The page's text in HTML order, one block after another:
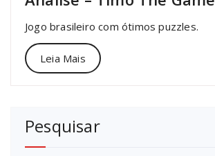
Jogo brasileiro com ótimos puzzles.
Leia Mais
Pesquisar